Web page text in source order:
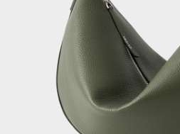
Популярное
Женские сумки